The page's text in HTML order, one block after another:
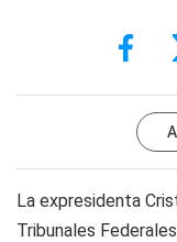
La expresidenta
Tribunales